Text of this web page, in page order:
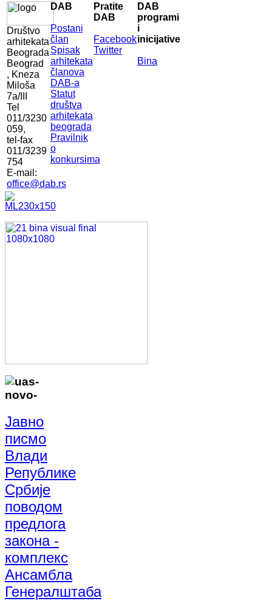
Društvo
arhitekata
Beograda
Beograd
, Kneza
Miloša
7a/III
Tel
011/3230
059,
tel-fax
011/3239
754
E-mail:
office@dab.rs
DAB
Postani
član
Spisak
arhitekata
članova
DAB-a
Statut
društva
arhitekata
beograda
Pravilnik
o
konkursima
Pratite
DAB
Facebook
Twitter
DAB
programi
i
inicijative
Bina
Јавно
писмо
Влади
Републике
Србије
поводом
предлога
закона -
комплекс
Ансамбла
Генералштаба